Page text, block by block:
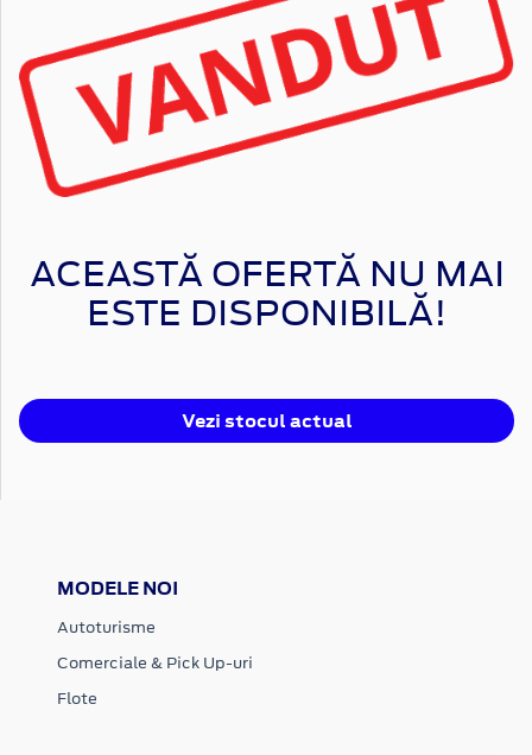
ACEASTĂ OFERTĂ NU MAI
ESTE DISPONIBILĂ!
Vezi stocul actual
MODELE NOI
Autoturisme
Comerciale & Pick Up-uri
Flote